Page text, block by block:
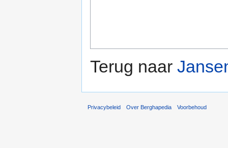
Terug naar
Privacybeleid Over Berghapedia Voorbehoud